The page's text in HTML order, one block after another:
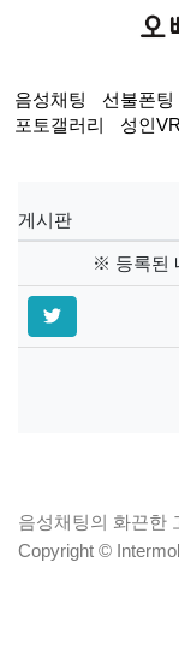
음성채팅 선불폰팅
포토갤러리
성인VR
게시판
※ 등록된
음성채팅의 화끈한
Copyright ©